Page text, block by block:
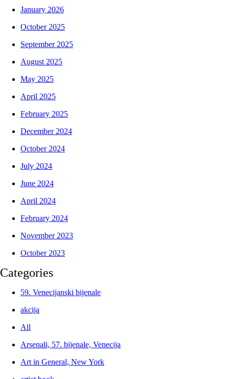
January 2026
October 2025
September 2025
August 2025
May 2025
April 2025
February 2025
December 2024
October 2024
July 2024
June 2024
April 2024
February 2024
November 2023
October 2023
Categories
59. Venecijanski bijenale
akcija
All
Arsenali, 57. bijenale, Venecija
Art in General, New York